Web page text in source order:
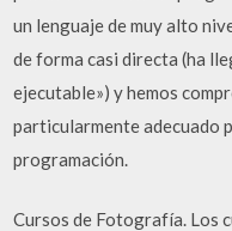
un lenguaje de muy alto
de forma casi directa (ha
ejecutable») y hemos
particularmente adecuado
programación.
Cursos de Fotografía. Los